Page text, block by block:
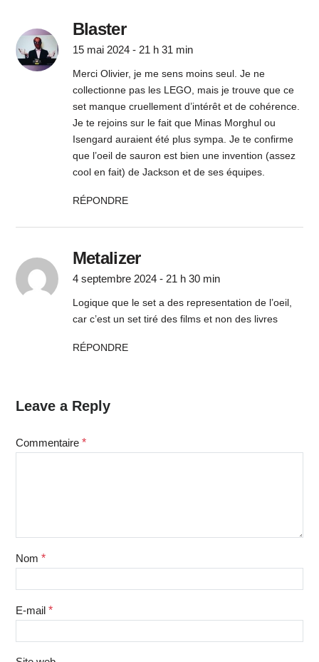
Blaster
15 mai 2024 - 21 h 31 min
Merci Olivier, je me sens moins seul. Je ne
collectionne pas les LEGO, mais je trouve que ce
set manque cruellement d’intérêt et de cohérence.
Je te rejoins sur le fait que Minas Morghul ou
Isengard auraient été plus sympa. Je te confirme
que l’oeil de sauron est bien une invention (assez
cool en fait) de Jackson et de ses équipes.
RÉPONDRE
Metalizer
4 septembre 2024 - 21 h 30 min
Logique que le set a des representation de l’oeil,
car c’est un set tiré des films et non des livres
RÉPONDRE
Leave a Reply
Commentaire *
Nom *
E-mail *